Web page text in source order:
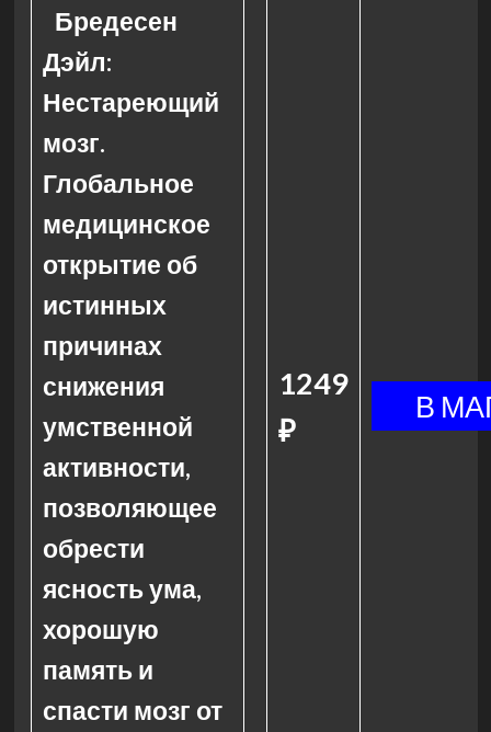
Бредесен
Дэйл:
Нестареющий
мозг.
Глобальное
медицинское
открытие об
истинных
причинах
снижения
умственной
активности,
позволяющее
обрести
ясность ума,
хорошую
память и
спасти мозг от
1249
₽